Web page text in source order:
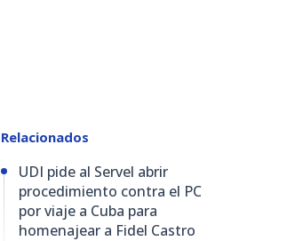
Relacionados
UDI pide al Servel abrir
procedimiento contra el PC
por viaje a Cuba para
homenajear a Fidel Castro